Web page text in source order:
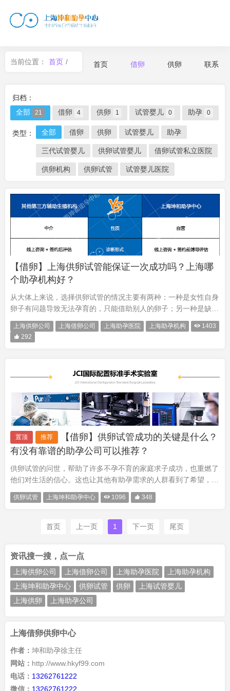
首页 借卵 供卵 联系
当前位置： 首页 /
归档：
全部
21 借卵 4 供卵 1 试管婴儿 0 助孕 0
类型： 全部 借卵 供卵 试管婴儿 助孕
三代试管婴儿 供卵试管婴儿 借卵试管私立医院
供卵机构 供卵试管 试管婴儿医院
【借卵】上海供卵试管能保证一次成功吗？上海哪
个助孕机构好？
从大体上来说，选择供卵试管的情况主要有两种：一种是女性自身
卵子有问题导致无法孕育的，只能借助别人的卵子；另一种是缺乏
卵子方的单身男性或男同想要生育的，也只能借助别人的卵子。一
般供卵试管的卵子都是来自年轻健康的女性捐赠的，具有质量高、
活力足的···
上海供卵公司 上海借卵公司 上海助孕医院 上海助孕机构  1403
 292
置顶 推荐
【借卵】供卵试管成功的关键是什么？
有没有靠谱的助孕公司可以推荐？
供卵试管的问世，帮助了许多不孕不育的家庭求子成功，也重燃了
他们对生活的信心。这也让其他有助孕需求的人群看到了希望，但
生儿育女毕竟是件至关重要的大事，每个人都应当谨慎对待。而且
一旦选择做供卵试管，就意味着要耗费大量的金钱和时间，所以在
供卵试管 上海坤和助孕中心  1096  348
首页 上一页 1 下一页 尾页
资讯搜一搜，点一点
上海供卵公司 上海借卵公司 上海助孕医院
上海助孕机构
上海坤和助孕中心
供卵试管 供卵
上海试管婴儿
上海供卵
上海助孕公司
上海借卵供卵中心
作者： 坤和助孕徐主任
网站： http://www.hkyf99.com
电话： 13262761222
微信： 13262761222